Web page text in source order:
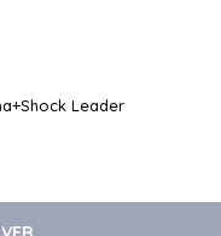
Leader